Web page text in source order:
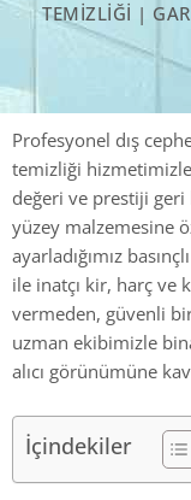
TEMIZLIĞI |
Profesyonel dış
temizliği
değeri ve prestiji geri
yüzey malzemesine
ayarladığımız
ile inatçı kir, harç ve
vermeden, güvenli
uzman ekibimizle
alıcı görünümüne
İçindekiler